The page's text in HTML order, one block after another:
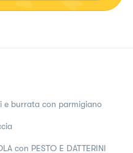
e burrata con parmigiano
con PESTO E DATTERINI